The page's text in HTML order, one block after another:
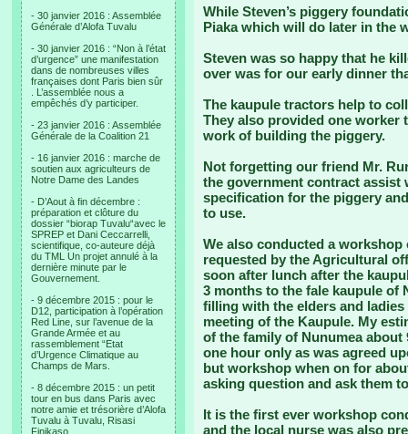
- 30 janvier 2016 : Assemblée
Générale d’Alofa Tuvalu
- 30 janvier 2016 : “Non à l’état
d’urgence” une manifestation
dans de nombreuses villes
françaises dont Paris bien sûr
. L’assemblée nous a
empêchés d’y participer.
- 23 janvier 2016 : Assemblée
Générale de la Coalition 21
- 16 janvier 2016 : marche de
soutien aux agriculteurs de
Notre Dame des Landes
- D’Aout à fin décembre :
préparation et clôture du
dossier “biorap Tuvalu“avec le
SPREP et Dani Ceccarrelli,
scientifique, co-auteure déjà
du TML Un projet annulé à la
dernière minute par le
Gouvernement.
- 9 décembre 2015 : pour le
D12, participation à l’opération
Red Line, sur l’avenue de la
Grande Armée et au
rassemblement “Etat
d’Urgence Climatique au
Champs de Mars.
- 8 décembre 2015 : un petit
tour en bus dans Paris avec
notre amie et trésorière d’Alofa
Tuvalu à Tuvalu, Risasi
Finikaso.
While Steven’s piggery
Piaka which will do later in the
Steven was so happy that he
over was for our early dinner
The kaupule tractors help to
They also provided one worker
work of building the piggery.
Not forgetting our friend Mr.
the government contract
specification for the piggery
to use.
We also conducted a
requested by the Agricultural
soon after lunch after the
3 months to the fale kaupule of
filling with the elders and
meeting of the Kaupule. My
of the family of Nunumea about
one hour only as was agreed
but workshop when on for
asking question and ask them
It is the first ever workshop
and the local nurse was also